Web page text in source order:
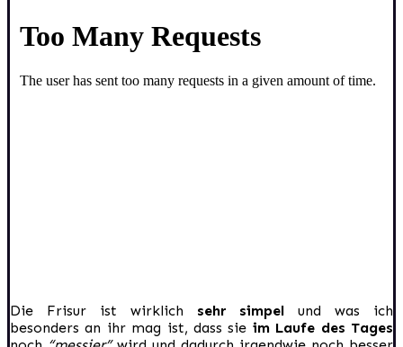
Die Frisur ist wirklich sehr simpel und was ich
besonders an ihr mag ist, dass sie im Laufe des Tages